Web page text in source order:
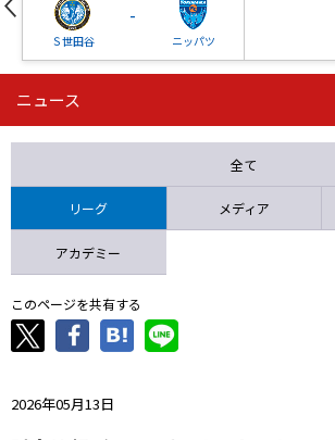
Ｓ世田谷
-
ニッパツ
第16節 09/05 (土) 15:00
ニッパツ
ニュース
全て
リーグ メディア
アカデミー
このページを共有する
2026年05月13日